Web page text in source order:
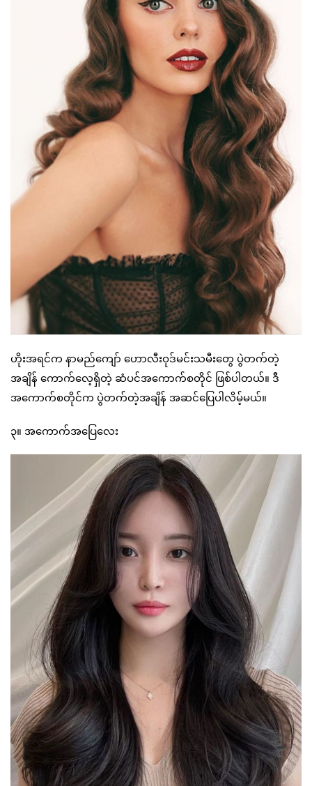
ဟိုးအရင်က နာမည်ကျော် ဟောလီးဝုဒ်မင်းသမီးတွေ ပွဲတက်တဲ့
အချိန် ကောက်လေ့ရှိတဲ့ ဆံပင်အကောက်စတိုင် ဖြစ်ပါတယ်။ ဒီ
အကောက်စတိုင်က ပွဲတက်တဲ့အချိန် အဆင်ပြေပါလိမ့်မယ်။
၃။ အကောက်အပြေလေး